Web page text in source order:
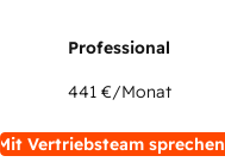
441 €/Monat
Mit Vertriebsteam sprechen